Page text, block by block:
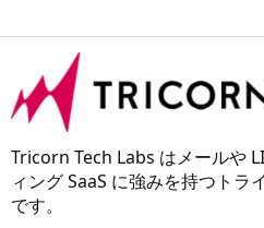
Tricorn Tech Labs はメールや
ィング SaaS に強みを持つトラ
です。